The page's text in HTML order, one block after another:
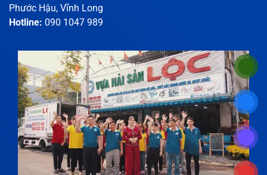
Phước Hậu, Vĩnh Long
Hotline: 090 1047 989